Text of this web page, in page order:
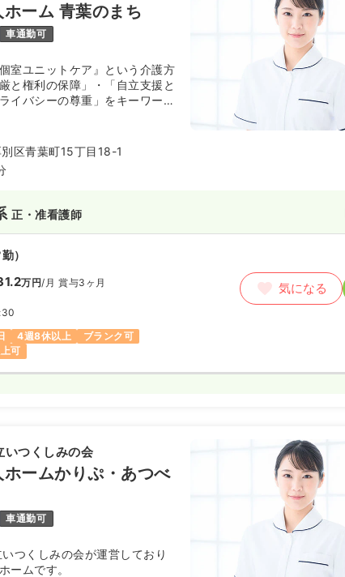
ーム 青葉のまち
車通勤可
室ユニットケア』という介護方
と権利の保障」・「自立支援と
イバシーの尊重」をキーワード
区青葉町15丁目18-1
正・准看護師
）
万円/月 賞与3ヶ月
4週8休以上
ブランク可
可
気になる
いつくしみの会
ームかりぷ・あつべ
車通勤可
つくしみの会が運営しており
ームです。